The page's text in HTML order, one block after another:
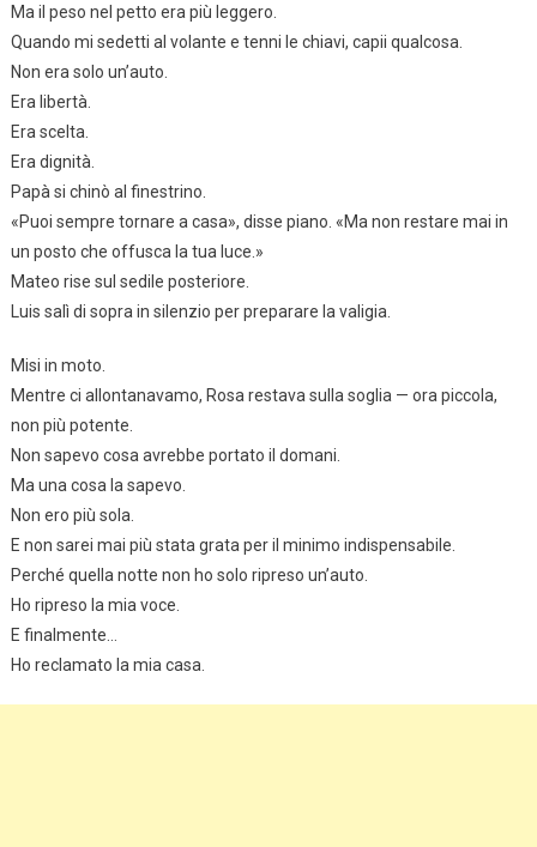
Ma il peso nel petto era più leggero.
Quando mi sedetti al volante e tenni le chiavi, capii qualcosa.
Non era solo un’auto.
Era libertà.
Era scelta.
Era dignità.
Papà si chinò al finestrino.
«Puoi sempre tornare a casa», disse piano. «Ma non restare mai in
un posto che offusca la tua luce.»
Mateo rise sul sedile posteriore.
Luis salì di sopra in silenzio per preparare la valigia.
Misi in moto.
Mentre ci allontanavamo, Rosa restava sulla soglia — ora piccola,
non più potente.
Non sapevo cosa avrebbe portato il domani.
Ma una cosa la sapevo.
Non ero più sola.
E non sarei mai più stata grata per il minimo indispensabile.
Perché quella notte non ho solo ripreso un’auto.
Ho ripreso la mia voce.
E finalmente…
Ho reclamato la mia casa.